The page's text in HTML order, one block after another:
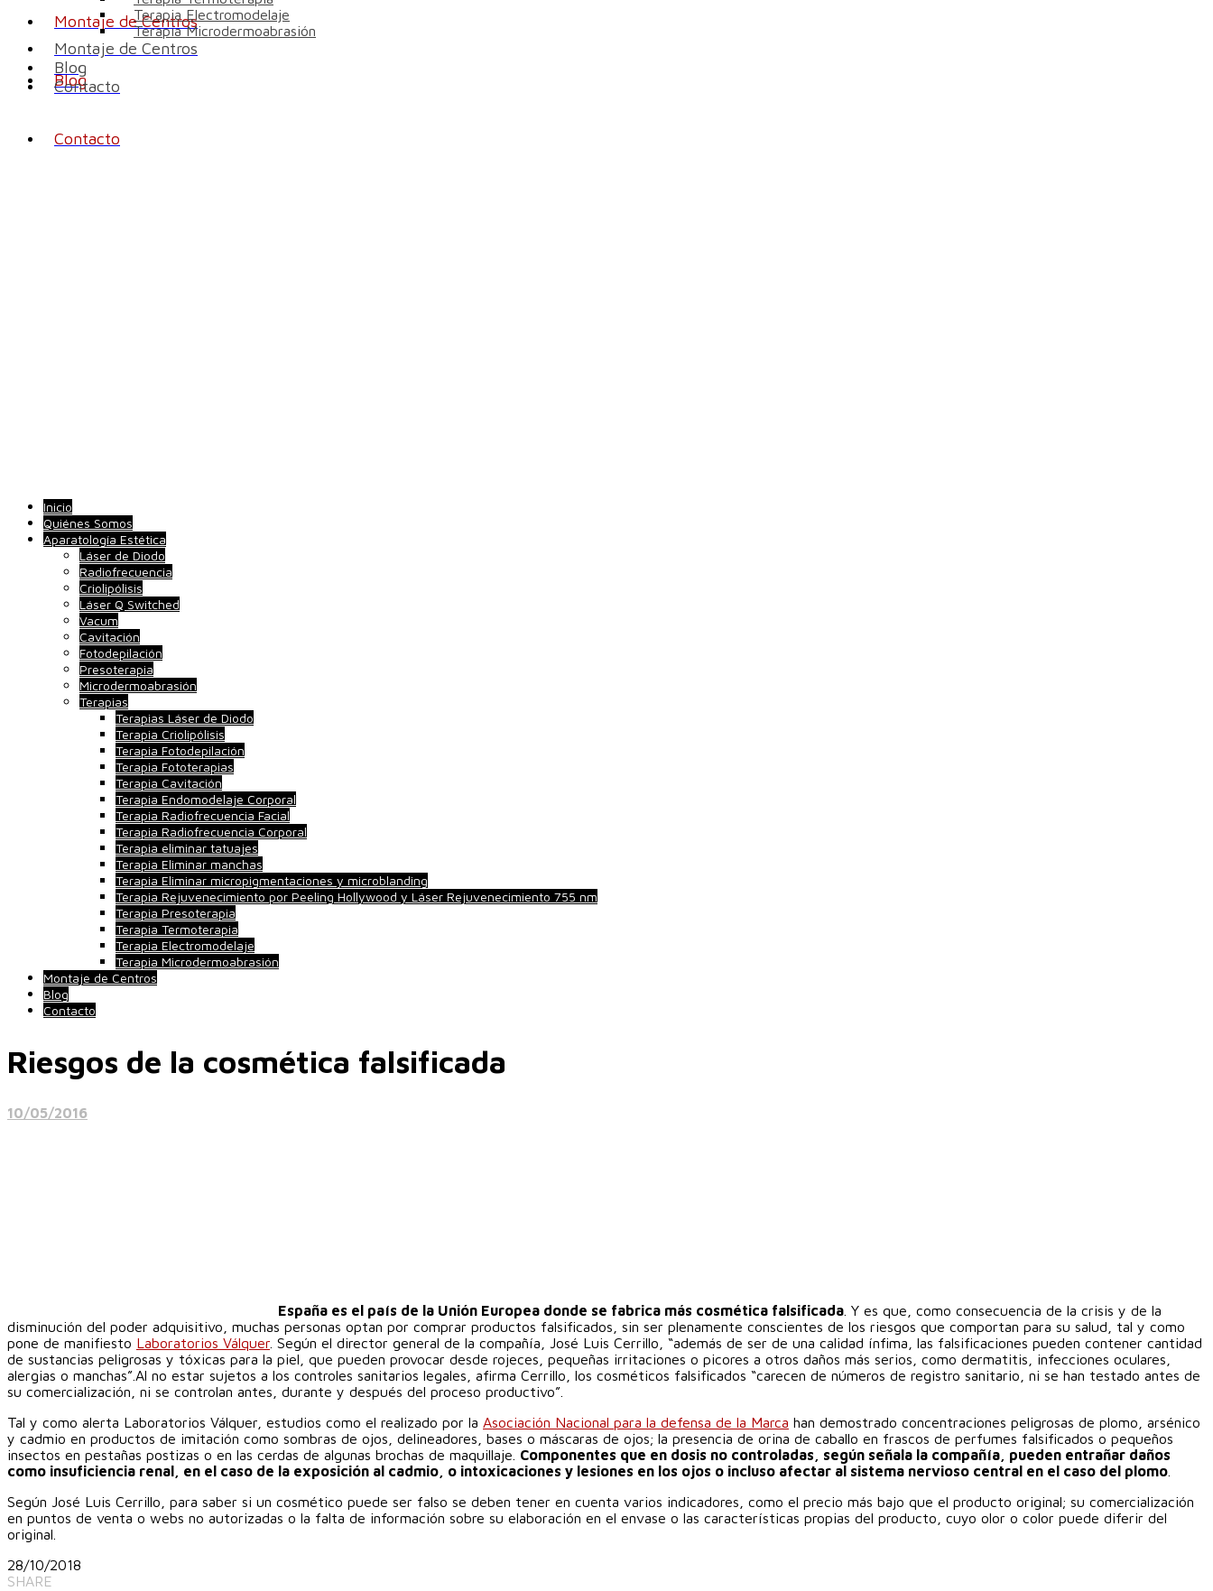
Montaje de Centros
Blog
Contacto
Terapia Electromodelaje
Terapia Microdermoabrasión
Montaje de Centros
Blog
Contacto
Inicio
Quiénes Somos
Aparatología Estética
Láser de Diodo
Radiofrecuencia
Criolipólisis
Láser Q Switched
Vacum
Cavitación
Fotodepilación
Presoterapia
Microdermoabrasión
Terapias
Terapias Láser de Diodo
Terapia Criolipólisis
Terapia Fotodepilación
Terapia Fototerapias
Terapia Cavitación
Terapia Endomodelaje Corporal
Terapia Radiofrecuencia Facial
Terapia Radiofrecuencia Corporal
Terapia eliminar tatuajes
Terapia Eliminar manchas
Terapia Eliminar micropigmentaciones y microblanding
Terapia Rejuvenecimiento por Peeling Hollywood y Láser Rejuvenecimiento 755 nm
Terapia Presoterapia
Terapia Termoterapia
Terapia Electromodelaje
Terapia Microdermoabrasión
Montaje de Centros
Blog
Contacto
Riesgos de la cosmética falsificada
10/05/2016
España es el país de la Unión Europea donde se fabrica más cosmética falsificada . Y es que, como consecuencia de la crisis y de la
disminución del poder adquisitivo, muchas personas optan por comprar productos falsificados, sin ser plenamente conscientes de los riesgos que comportan para su salud, tal y como
pone de manifiesto Laboratorios Válquer . Según el director general de la compañía, José Luis Cerrillo, “además de ser de una calidad ínfima, las falsificaciones pueden contener cantidad
de sustancias peligrosas y tóxicas para la piel, que pueden provocar desde rojeces, pequeñas irritaciones o picores a otros daños más serios, como dermatitis, infecciones oculares,
alergias o manchas”.Al no estar sujetos a los controles sanitarios legales, afirma Cerrillo, los cosméticos falsificados “carecen de números de registro sanitario, ni se han testado antes de
su comercialización, ni se controlan antes, durante y después del proceso productivo”.
Tal y como alerta Laboratorios Válquer, estudios como el realizado por la Asociación Nacional para la defensa de la Marca han demostrado concentraciones peligrosas de plomo, arsénico
y cadmio en productos de imitación como sombras de ojos, delineadores, bases o máscaras de ojos; la presencia de orina de caballo en frascos de perfumes falsificados o pequeños
insectos en pestañas postizas o en las cerdas de algunas brochas de maquillaje. Componentes que en dosis no controladas, según señala la compañía, pueden entrañar daños
como insuficiencia renal, en el caso de la exposición al cadmio, o intoxicaciones y lesiones en los ojos o incluso afectar al sistema nervioso central en el caso del plomo
Según José Luis Cerrillo, para saber si un cosmético puede ser falso se deben tener en cuenta varios indicadores, como el precio más bajo que el producto original; su comercialización
en puntos de venta o webs no autorizadas o la falta de información sobre su elaboración en el envase o las características propias del producto, cuyo olor o color puede diferir del
original.
28/10/2018
SHARE